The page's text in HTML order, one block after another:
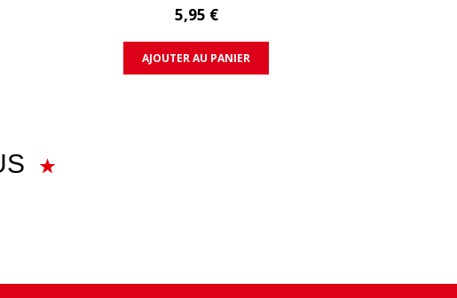
5,95 €
AJOUTER AU PANIER